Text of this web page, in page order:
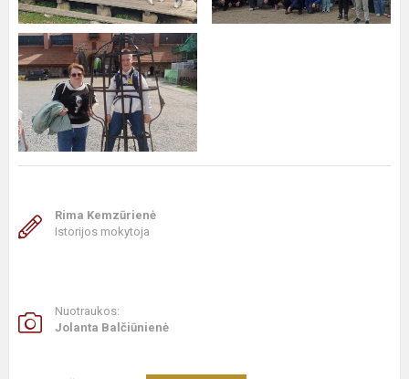
Rima Kemzūrienė
Istorijos mokytoja
Nuotraukos:
Jolanta Balčiūnienė